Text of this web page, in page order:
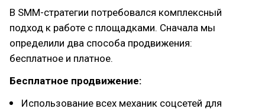
В SMM-стратегии потребовался комплексный
подход к работе с площадками. Сначала мы
определили два способа продвижения:
бесплатное и платное.
Бесплатное продвижение:
Использование всех механик соцсетей для